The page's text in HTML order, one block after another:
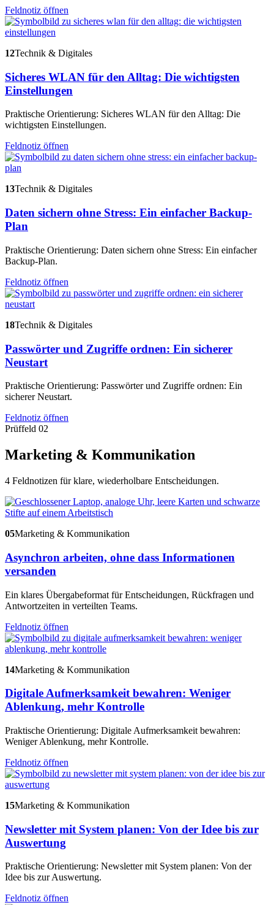
Feldnotiz öffnen
12Technik & Digitales
Sicheres WLAN für den Alltag: Die wichtigsten
Einstellungen
Praktische Orientierung: Sicheres WLAN für den Alltag: Die
wichtigsten Einstellungen.
Feldnotiz öffnen
13Technik & Digitales
Daten sichern ohne Stress: Ein einfacher Backup-
Plan
Praktische Orientierung: Daten sichern ohne Stress: Ein einfacher
Backup-Plan.
Feldnotiz öffnen
18Technik & Digitales
Passwörter und Zugriffe ordnen: Ein sicherer
Neustart
Praktische Orientierung: Passwörter und Zugriffe ordnen: Ein
sicherer Neustart.
Feldnotiz öffnen
Prüffeld 02
Marketing & Kommunikation
4 Feldnotizen für klare, wiederholbare Entscheidungen.
05Marketing & Kommunikation
Asynchron arbeiten, ohne dass Informationen
versanden
Ein klares Übergabeformat für Entscheidungen, Rückfragen und
Antwortzeiten in verteilten Teams.
Feldnotiz öffnen
14Marketing & Kommunikation
Digitale Aufmerksamkeit bewahren: Weniger
Ablenkung, mehr Kontrolle
Praktische Orientierung: Digitale Aufmerksamkeit bewahren:
Weniger Ablenkung, mehr Kontrolle.
Feldnotiz öffnen
15Marketing & Kommunikation
Newsletter mit System planen: Von der Idee bis zur
Auswertung
Praktische Orientierung: Newsletter mit System planen: Von der
Idee bis zur Auswertung.
Feldnotiz öffnen